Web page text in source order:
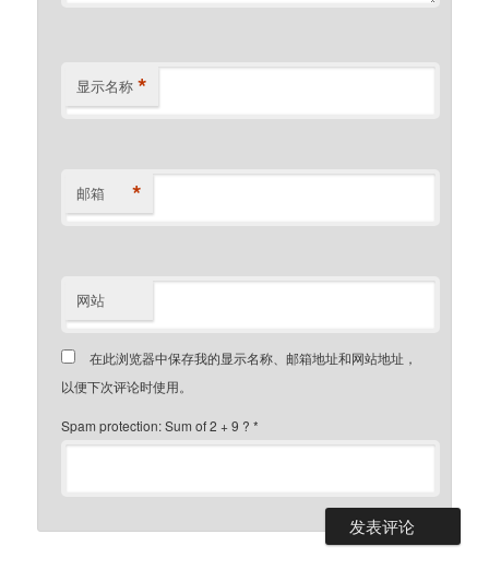
显示名称 *
邮箱 *
网站
在此浏览器中保存我的显示名称、邮箱地址和网站地址，
以便下次评论时使用。
Spam protection: Sum of 2 + 9 ? *